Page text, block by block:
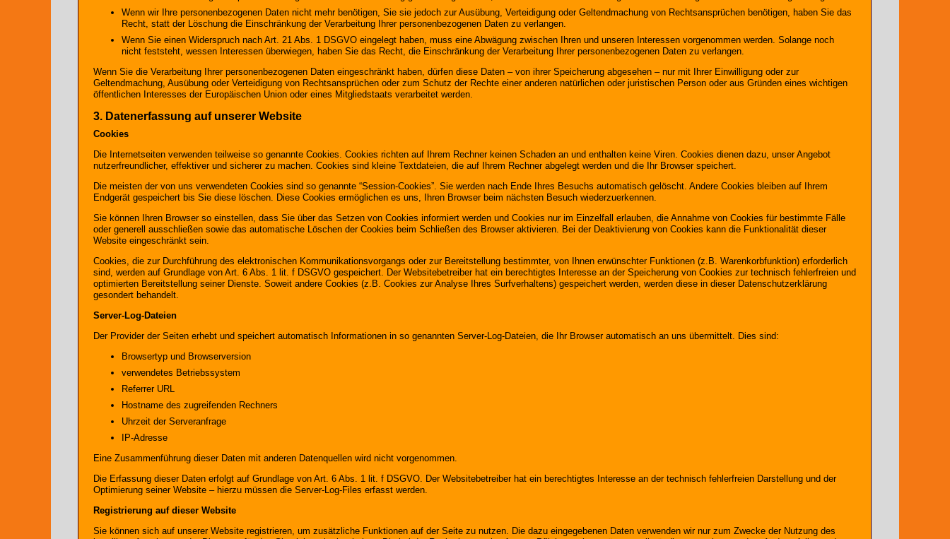
Wenn wir Ihre personenbezogenen Daten nicht mehr benötigen, Sie sie jedoch zur Ausübung, Verteidigung oder Geltendmachung von Rechtsansprüchen benötigen, haben Sie das
Recht, statt der Löschung die Einschränkung der Verarbeitung Ihrer personenbezogenen Daten zu verlangen.
Wenn Sie einen Widerspruch nach Art. 21 Abs. 1 DSGVO eingelegt haben, muss eine Abwägung zwischen Ihren und unseren Interessen vorgenommen werden. Solange noch
nicht feststeht, wessen Interessen überwiegen, haben Sie das Recht, die Einschränkung der Verarbeitung Ihrer personenbezogenen Daten zu verlangen.
Wenn Sie die Verarbeitung Ihrer personenbezogenen Daten eingeschränkt haben, dürfen diese Daten – von ihrer Speicherung abgesehen – nur mit Ihrer Einwilligung oder zur
Geltendmachung, Ausübung oder Verteidigung von Rechtsansprüchen oder zum Schutz der Rechte einer anderen natürlichen oder juristischen Person oder aus Gründen eines wichtigen
öffentlichen Interesses der Europäischen Union oder eines Mitgliedstaats verarbeitet werden.
3. Datenerfassung auf unserer Website
Cookies
Die Internetseiten verwenden teilweise so genannte Cookies. Cookies richten auf Ihrem Rechner keinen Schaden an und enthalten keine Viren. Cookies dienen dazu, unser Angebot
nutzerfreundlicher, effektiver und sicherer zu machen. Cookies sind kleine Textdateien, die auf Ihrem Rechner abgelegt werden und die Ihr Browser speichert.
Die meisten der von uns verwendeten Cookies sind so genannte “Session-Cookies”. Sie werden nach Ende Ihres Besuchs automatisch gelöscht. Andere Cookies bleiben auf Ihrem
Endgerät gespeichert bis Sie diese löschen. Diese Cookies ermöglichen es uns, Ihren Browser beim nächsten Besuch wiederzuerkennen.
Sie können Ihren Browser so einstellen, dass Sie über das Setzen von Cookies informiert werden und Cookies nur im Einzelfall erlauben, die Annahme von Cookies für bestimmte Fälle
oder generell ausschließen sowie das automatische Löschen der Cookies beim Schließen des Browser aktivieren. Bei der Deaktivierung von Cookies kann die Funktionalität dieser
Website eingeschränkt sein.
Cookies, die zur Durchführung des elektronischen Kommunikationsvorgangs oder zur Bereitstellung bestimmter, von Ihnen erwünschter Funktionen (z.B. Warenkorbfunktion) erforderlich
sind, werden auf Grundlage von Art. 6 Abs. 1 lit. f DSGVO gespeichert. Der Websitebetreiber hat ein berechtigtes Interesse an der Speicherung von Cookies zur technisch fehlerfreien und
optimierten Bereitstellung seiner Dienste. Soweit andere Cookies (z.B. Cookies zur Analyse Ihres Surfverhaltens) gespeichert werden, werden diese in dieser Datenschutzerklärung
gesondert behandelt.
Server-Log-Dateien
Der Provider der Seiten erhebt und speichert automatisch Informationen in so genannten Server-Log-Dateien, die Ihr Browser automatisch an uns übermittelt. Dies sind:
Browsertyp und Browserversion
verwendetes Betriebssystem
Referrer URL
Hostname des zugreifenden Rechners
Uhrzeit der Serveranfrage
IP-Adresse
Eine Zusammenführung dieser Daten mit anderen Datenquellen wird nicht vorgenommen.
Die Erfassung dieser Daten erfolgt auf Grundlage von Art. 6 Abs. 1 lit. f DSGVO. Der Websitebetreiber hat ein berechtigtes Interesse an der technisch fehlerfreien Darstellung und der
Optimierung seiner Website – hierzu müssen die Server-Log-Files erfasst werden.
Registrierung auf dieser Website
Sie können sich auf unserer Website registrieren, um zusätzliche Funktionen auf der Seite zu nutzen. Die dazu eingegebenen Daten verwenden wir nur zum Zwecke der Nutzung des